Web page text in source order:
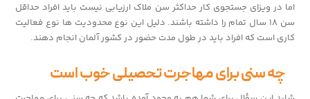
اما در ویزای جستجوی کار حداکثر سن ملاک ارزیابی نیست باید افراد حداقل
سن ۱۸ سال تمام را داشته باشند. دلیل این نوع محدودیت ها نوع فعالیت
کاری است که افراد باید در طول مدت حضور در کشور آلمان انجام دهند.
چه سنی برای مهاجرت تحصیلی خوب است